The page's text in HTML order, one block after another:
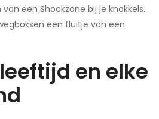
van een Shockzone bij je knokkels.
een fluitje van een
en elke